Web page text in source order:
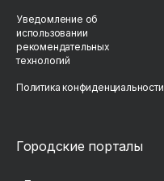
Уведомление об
использовании
рекомендательных
технологий
Политика конфиденциальности
Городские порталы